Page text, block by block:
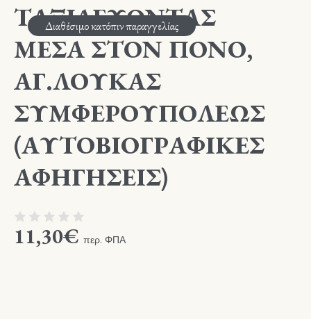
ΤΑΞΙΔΕΥΟΝΤΑΣ
ΜΕΣΑ ΣΤΟΝ ΠΟΝΟ,
ΑΓ.ΛΟΥΚΑΣ
ΣΥΜΦΕΡΟΥΠΟΛΕΩΣ
(ΑΥΤΟΒΙΟΓΡΑΦΙΚΕΣ
ΑΦΗΓΗΣΕΙΣ)
11,30€ περ. ΦΠΑ
Διαθέσιμο κατόπιν παραγγελίας